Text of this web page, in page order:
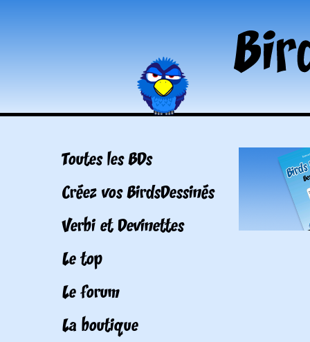
Toutes les BDs
Créez vos BirdsDessinés
Verbi et Devinettes
Le top
Le forum
La boutique